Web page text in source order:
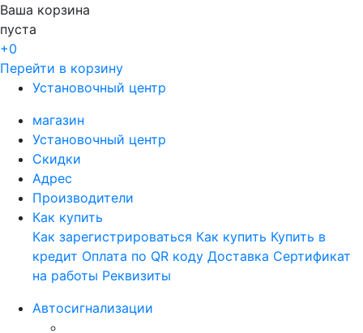
Ваша корзина
пуста
+0
Перейти в корзину
Установочный центр
магазин
Установочный центр
Скидки
Адрес
Производители
Как купить
Как зарегистрироваться Как купить Купить в
кредит Оплата по QR коду Доставка Сертификат
на работы Реквизиты
Автосигнализации